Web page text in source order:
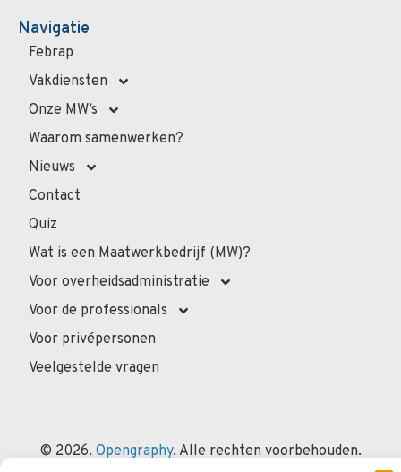
Navigatie
Febrap
Vakdiensten
Onze MW’s
Waarom samenwerken?
Nieuws
Contact
Quiz
Wat is een Maatwerkbedrijf (MW)?
Voor overheidsadministratie
Voor de professionals
Voor privépersonen
Veelgestelde vragen
© 2026. Opengraphy. Alle rechten voorbehouden.